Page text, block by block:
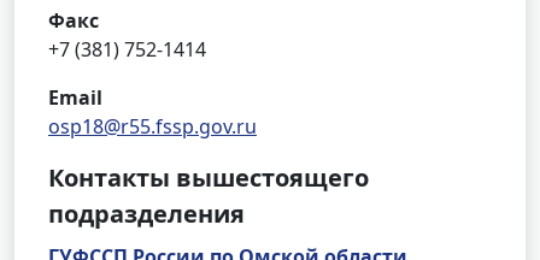
Факс
+7 (381) 752-1414
Email
osp18@r55.fssp.gov.ru
Контакты вышестоящего
подразделения